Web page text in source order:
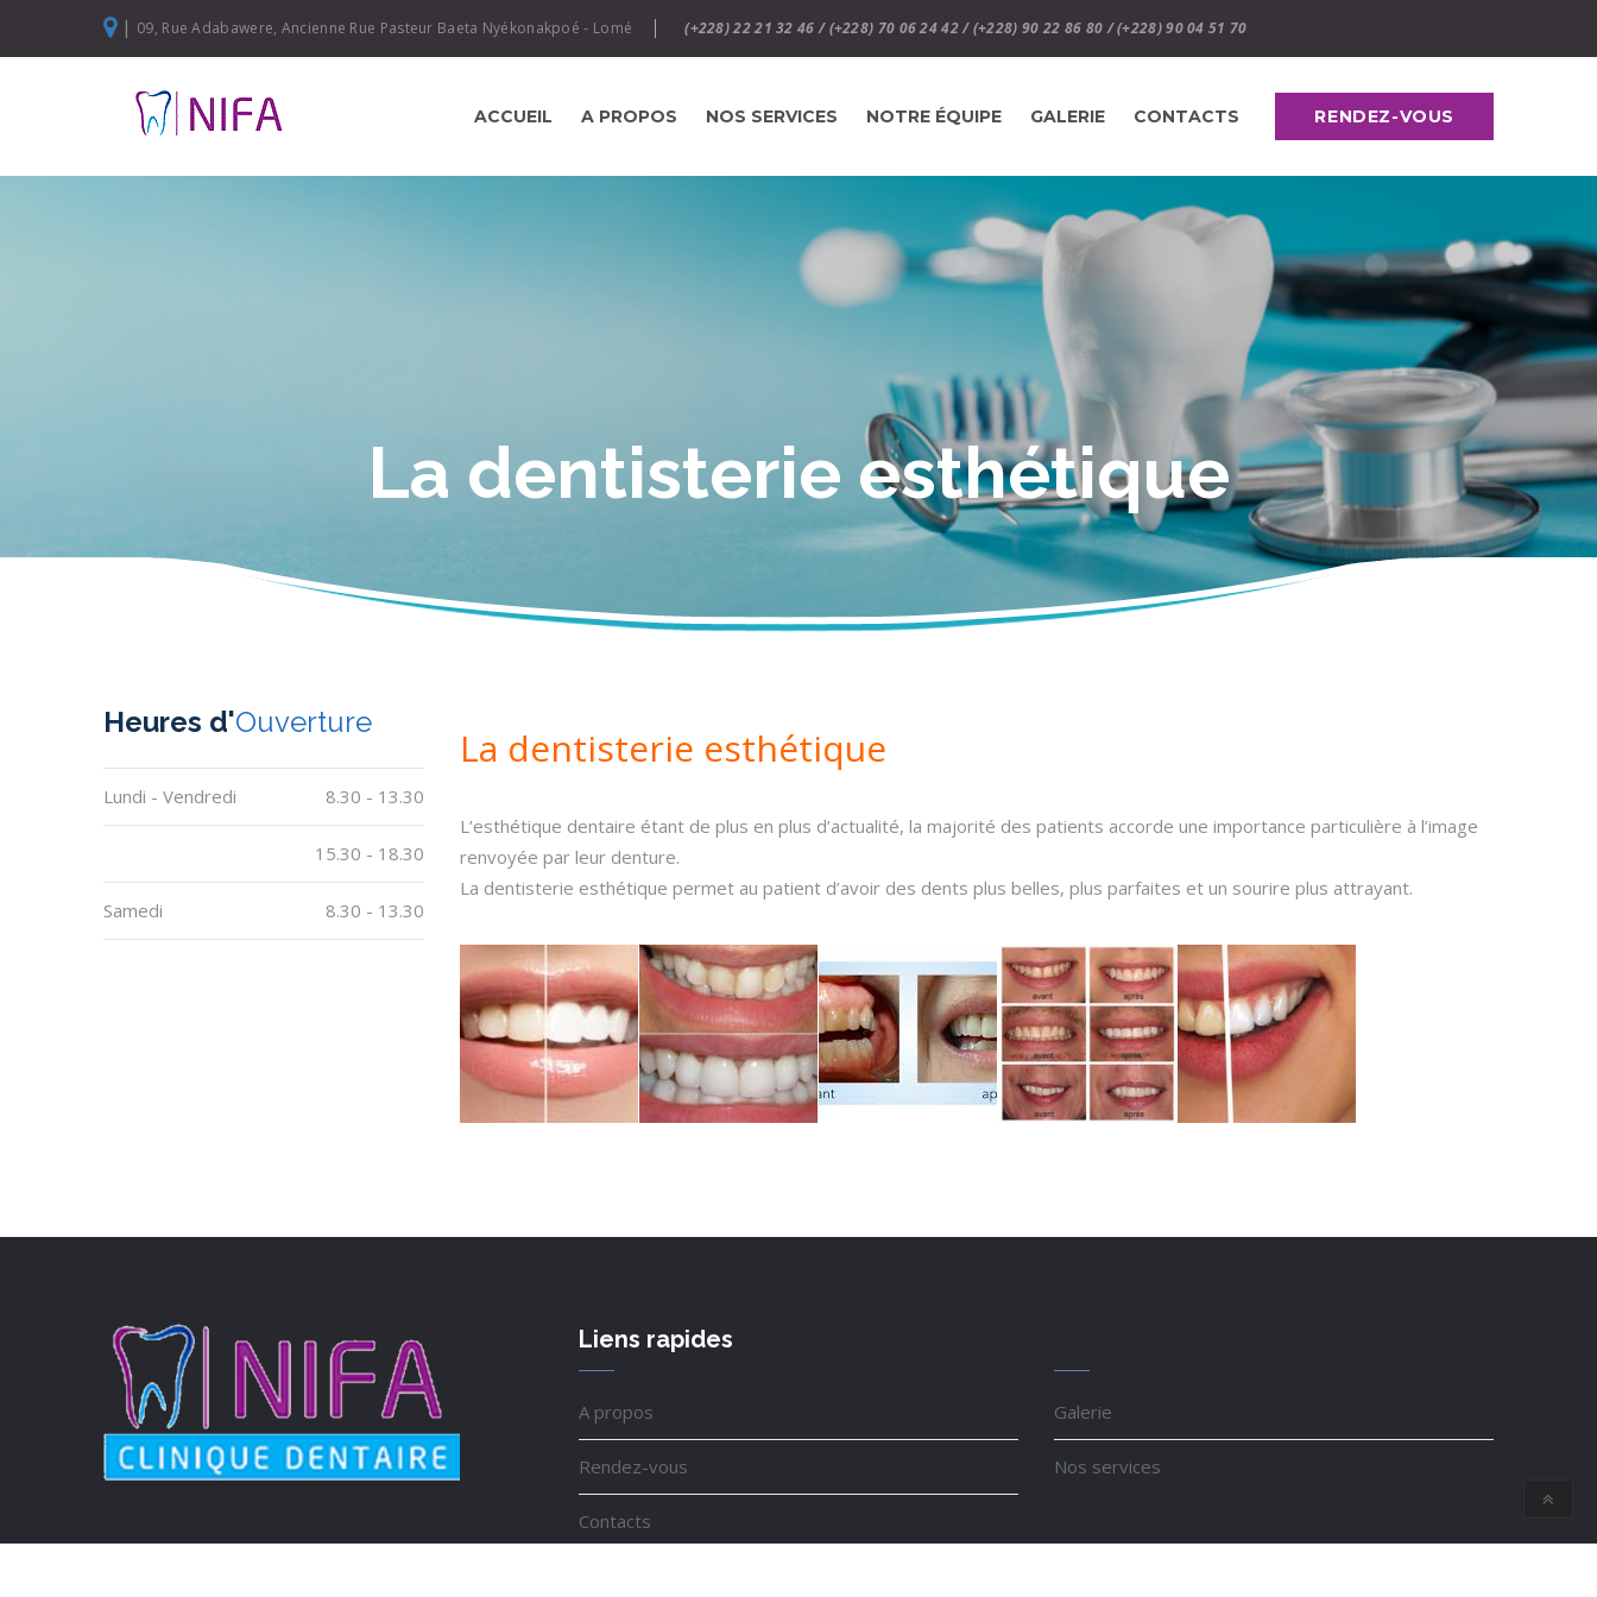
| 09, Rue Adabawere, Ancienne Rue Pasteur Baeta Nyékonakpoé - Lomé (+228) 22 21 32 46 / (+228) 70 06 24 42 / (+228) 90 22 86 80 / (+228) 90 04 51 70
ACCUEIL A PROPOS NOS SERVICES NOTRE ÉQUIPE GALERIE CONTACTS RENDEZ-VOUS
La dentisterie esthétique
La dentisterie esthétique
L’esthétique dentaire étant de plus en plus d’actualité, la majorité des patients accorde une importance particulière à l’image
renvoyée par leur denture.
La dentisterie esthétique permet au patient d’avoir des dents plus belles, plus parfaites et un sourire plus attrayant.
Heures d'Ouverture
Lundi - Vendredi 8.30 - 13.30
15.30 - 18.30
Samedi 8.30 - 13.30
Liens rapides
A propos
Rendez-vous
Contacts
Galerie
Nos services